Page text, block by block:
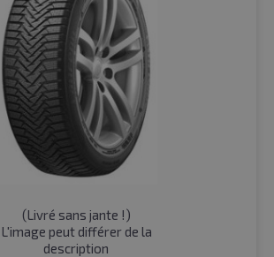
(Livré sans jante !)
L'image peut différer de la
description